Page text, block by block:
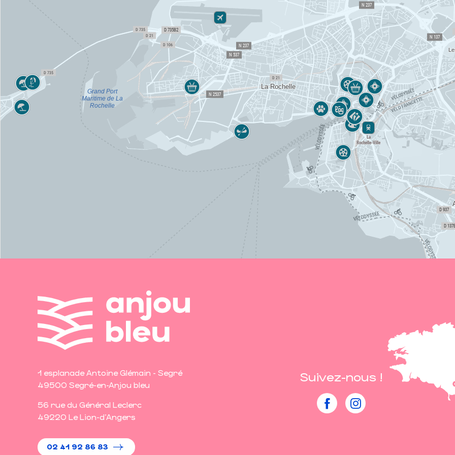
1 esplanade Antoine Glémain - Segré
49500 Segré-en-Anjou bleu
56 rue du Général Leclerc
49220 Le Lion-d'Angers
02 41 92 86 83
Suivez-nous !